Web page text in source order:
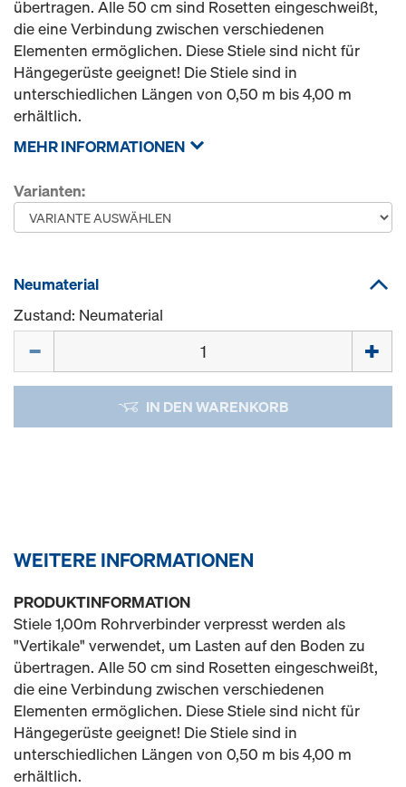
übertragen. Alle 50 cm sind Rosetten eingeschweißt,
die eine Verbindung zwischen verschiedenen
Elementen ermöglichen. Diese Stiele sind nicht für
Hängegerüste geeignet! Die Stiele sind in
unterschiedlichen Längen von 0,50 m bis 4,00 m
erhältlich.
MEHR INFORMATIONEN
Varianten:
Neumaterial
Zustand: Neumaterial
IN DEN WARENKORB
WEITERE INFORMATIONEN
PRODUKTINFORMATION
Stiele 1,00m Rohrverbinder verpresst werden als
"Vertikale" verwendet, um Lasten auf den Boden zu
übertragen. Alle 50 cm sind Rosetten eingeschweißt,
die eine Verbindung zwischen verschiedenen
Elementen ermöglichen. Diese Stiele sind nicht für
Hängegerüste geeignet! Die Stiele sind in
unterschiedlichen Längen von 0,50 m bis 4,00 m
erhältlich.